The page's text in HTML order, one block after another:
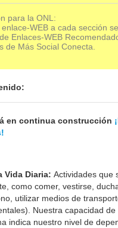
para la ONL:
WEB a cada sección
Enlaces-WEB
de Más Social Conecta.
en continua construcción
Vida Diaria: Actividades que
como comer, vestirse,
utilizar medios de
Nuestra capacidad de
indica nuestro nivel de